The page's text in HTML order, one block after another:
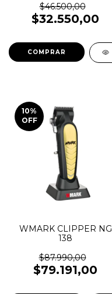
$46.500,00
$32.550,00
10%
OFF
WMARK CLIPPER NG
138
$87.990,00
$79.191,00